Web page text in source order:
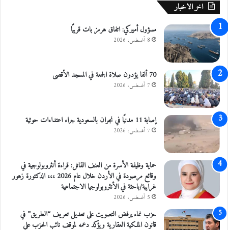
أ
م
ي
ن
ا
ل
ص
ح
ي
ط
ب
ح
و
ز
ت
ه
م
ا
2
ك
ل
و
غ
م
م
ن
اخر الاخبار
مسؤول أميركي: اتفاق هرمز بات قريبًا
8 أغسطس، 2026
70 ألفا يؤدون صلاة الجمعة في المسجد الأقصى
7 أغسطس، 2026
إصابة 11 مدنيًا في نجران بالسعودية جراء اعتداءات حوثية
7 أغسطس، 2026
حماية وظيفة الأسرة من العنف القاتل: قراءة أنثروبولوجية في
وقائع مرصودة في الأردن خلال عام 2026 ،،، الدكتورة زهور
غرايبة/باحثة في الأنثروبولوجيا الاجتماعية
5 أغسطس، 2026
حزب نماء يرفض التصويت على تعديل تعريف “الطريق” في
قانون الملكية العقارية ويؤكد دعمه لموقف نائب الحزب علي